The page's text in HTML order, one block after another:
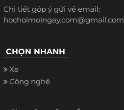
Chi tiết góp ý gửi về email:
hochoimoingay.com@gmail.com
CHỌN NHANH
Xe
Công nghệ